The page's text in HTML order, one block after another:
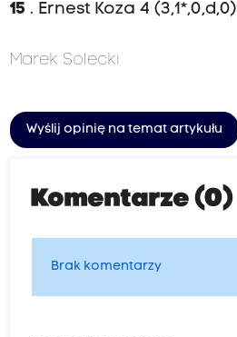
15 . Ernest Koza 4 (3,1*,0,d,0)
Marek Solecki
Wyślij opinię na temat artykułu
Komentarze (0)
Brak komentarzy